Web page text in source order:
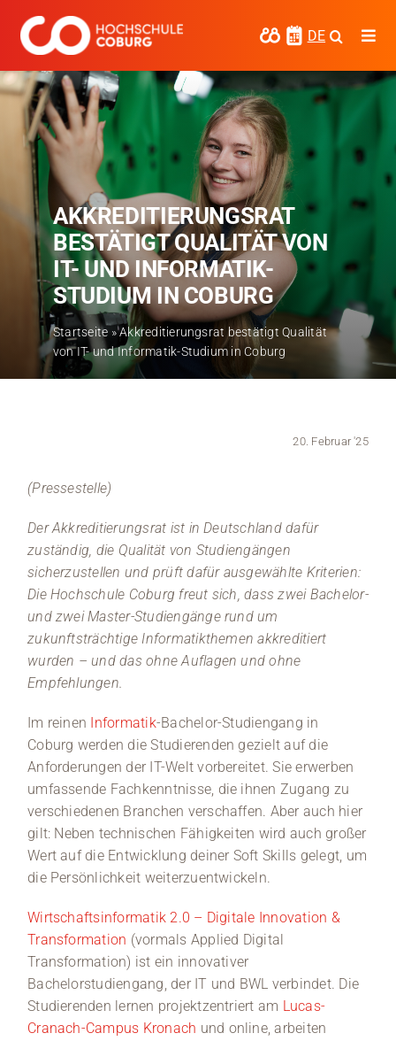
Inhalt
springen
DE
Studieren
Forschen
Kooperieren
Hochschule Coburg
Regionalentwicklung
Entdecke die Region
Informationen für …
Stellenangebote
News
Veranstaltungen
AKKREDITIERUNGSRAT
BESTÄTIGT QUALITÄT VON
IT- UND INFORMATIK-
STUDIUM IN COBURG
Startseite »Akkreditierungsrat bestätigt Qualität
von IT- und Informatik-Studium in Coburg
20. Februar '25
(Pressestelle)
Der Akkreditierungsrat ist in Deutschland dafür
zuständig, die Qualität von Studiengängen
sicherzustellen und prüft dafür ausgewählte Kriterien:
Die Hochschule Coburg freut sich, dass zwei Bachelor-
und zwei Master-Studiengänge rund um
zukunftsträchtige Informatikthemen akkreditiert
wurden – und das ohneAuflagen und ohne
Empfehlungen.
Im reinen Informatik-Bachelor-Studiengang in
Coburg werden die Studierenden gezielt auf die
Anforderungen der IT-Welt vorbereitet. Sie erwerben
umfassende Fachkenntnisse, die ihnen Zugang zu
verschiedenen Branchen verschaffen. Aber auch hier
gilt: Neben technischen Fähigkeiten wird auch großer
Wert auf die Entwicklung deiner Soft Skills gelegt, um
die Persönlichkeit weiterzuentwickeln.
Wirtschaftsinformatik 2.0 – Digitale Innovation &
Transformation (vormals Applied Digital
Transformation) ist ein innovativer
Bachelorstudiengang, der IT und BWL verbindet. Die
Studierenden lernen projektzentriert am Lucas-
Cranach-Campus Kronach und online, arbeiten